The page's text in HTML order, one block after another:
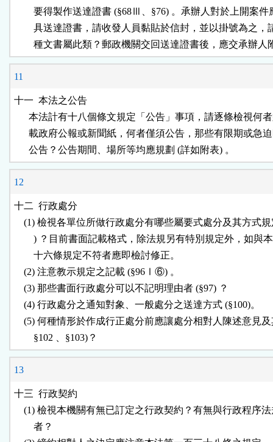
要得製作送達證書 (§68Ⅲ、§76) 。承辦人對於上開案件
具送達證書，請收發人員黏貼於信封，並以掛號為之，
11
十一  本法之公告
本法計有十八個條文規定「公告」事項，請逐條檢視何
載政府公報或新聞紙，何者僅須公告，那些有限期或急
12
十二  行政處分
(1) 檢視各單位所做行政處分有哪些屬要式處分及其方式規
) ？目前書面記載格式，除法規另有特別規定外，如與
        十六條規定不符者應即檢討修正。
    (2) 注意教示規定之記載 (§96Ⅰ⑥) 。
    (3) 那些書面行政處分可以不記明理由者 (§97) ？
    (4) 行政處分之通知對象、一般處分之送達方式 (§100)。
(5) 何種情形於作成行正處分前應讓處分相對人陳述意見及
13
十三  行政契約
(1) 檢視本機關有無已訂定之行政契約？有無與行政程序
        者？